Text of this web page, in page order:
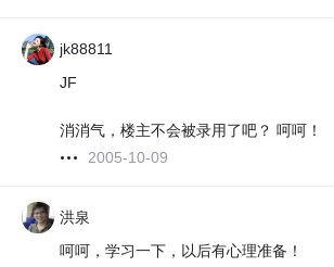
jk88811
JF
消消气，楼主不会被录用了吧？ 呵呵！
2005-10-09
洪泉
呵呵，学习一下，以后有心理准备！